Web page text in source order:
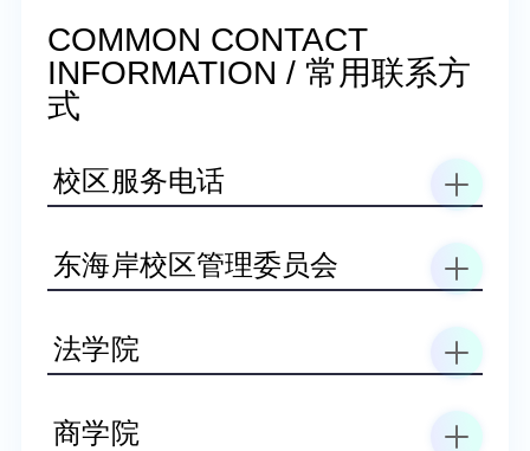
COMMON CONTACT
INFORMATION / 常用联系方
式
校区服务电话
东海岸校区管理委员会
法学院
商学院